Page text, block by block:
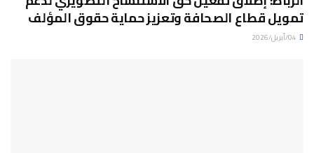
تمويل قطاع الصحافة وتعزيز حماية حقوق المؤلف